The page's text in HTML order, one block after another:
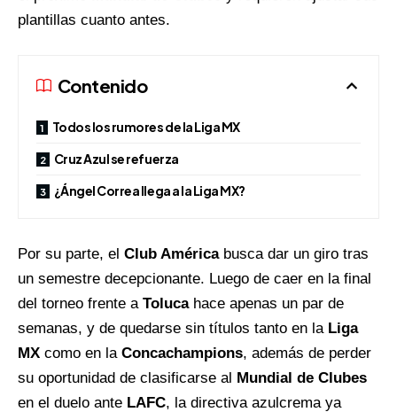
plantillas cuanto antes.
Contenido
Todos los rumores de la Liga MX
Cruz Azul se refuerza
¿Ángel Correa llega a la Liga MX?
Por su parte, el Club Américabusca dar un giro tras
un semestre decepcionante. Luego de caer en la final
del torneo frente a Tolucahace apenas un par de
semanas, y de quedarse sin títulos tanto en la Liga
MX como en la Concachampions, además de perder
su oportunidad de clasificarse al Mundial de Clubes
en el duelo ante LAFC, la directiva azulcrema ya